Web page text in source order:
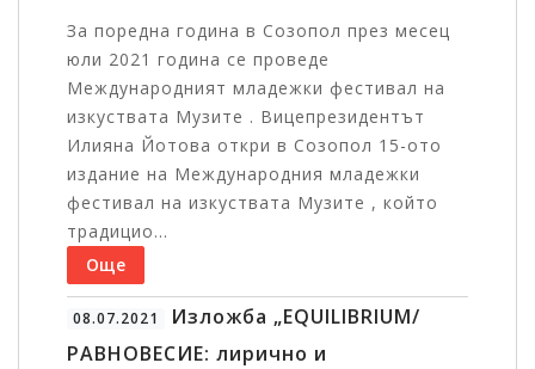
За поредна година в Созопол през месец
юли 2021 година се проведе
Международният младежки фестивал на
изкуствата Музите . Вицепрезидентът
Илияна Йотова откри в Созопол 15-ото
издание на Международния младежки
фестивал на изкуствата Музите , който
традицио...
Още
08.07.2021
Изложба „EQUILIBRIUM/
РАВНОВЕСИЕ: лирично и